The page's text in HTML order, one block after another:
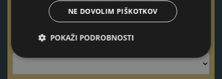
Želim več informacij o
NE DOVOLIM PIŠKOTKOV
POKAŽI PODROBNOSTI